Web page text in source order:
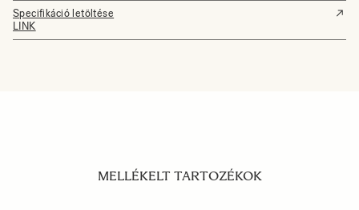
Specifikáció letöltése
LINK
MELLÉKELT TARTOZÉKOK